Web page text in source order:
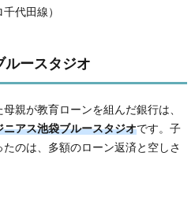
代田線）
ルースタジオ
親が教育ローンを組んだ銀行は、
アス池袋ブルースタジオです。子
のは、多額のローン返済と空しさ